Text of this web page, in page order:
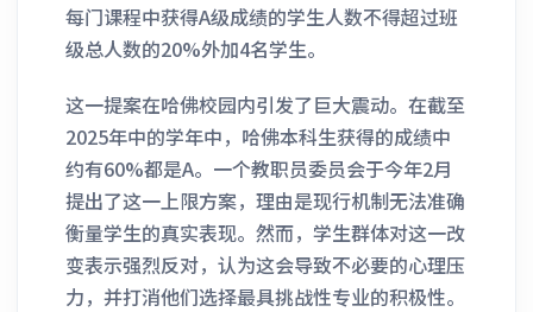
每门课程中获得A级成绩的学生人数不得超过班
级总人数的20%外加4名学生。
这一提案在哈佛校园内引发了巨大震动。在截至
2025年中的学年中，哈佛本科生获得的成绩中
约有60%都是A。一个教职员委员会于今年2月
提出了这一上限方案，理由是现行机制无法准确
衡量学生的真实表现。然而，学生群体对这一改
变表示强烈反对，认为这会导致不必要的心理压
力，并打消他们选择最具挑战性专业的积极性。